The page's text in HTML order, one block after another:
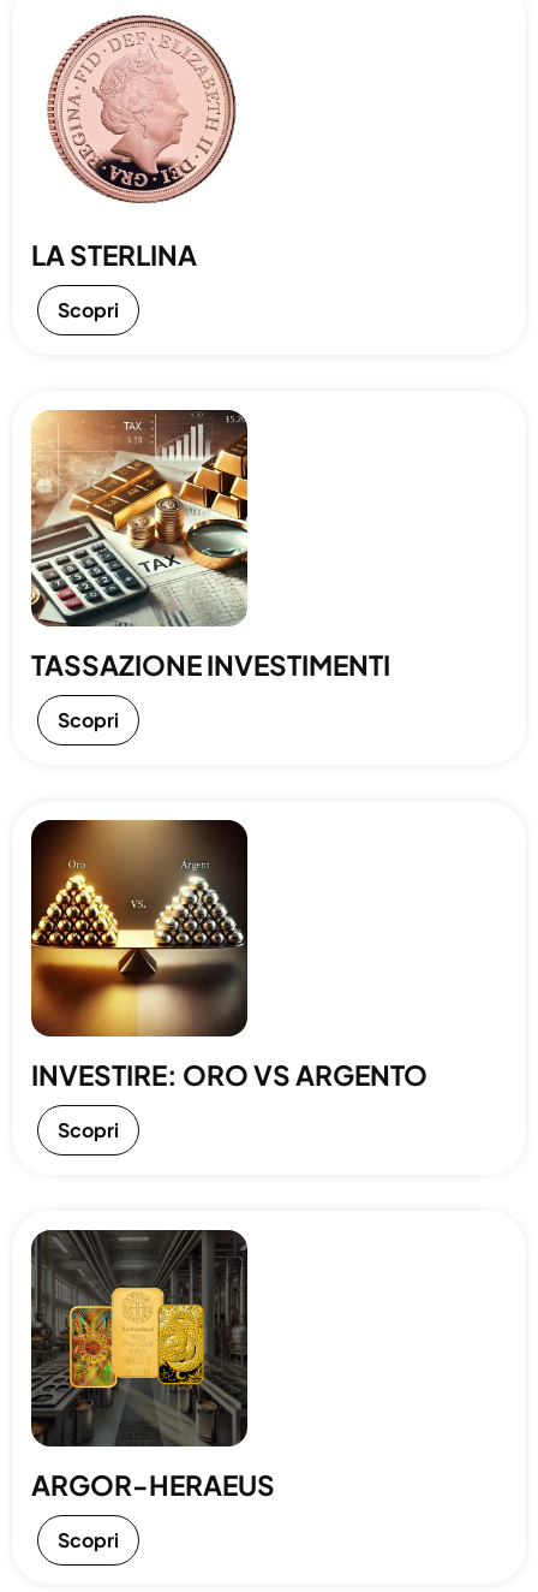
LA STERLINA
Scopri
TASSAZIONE INVESTIMENTI
Scopri
INVESTIRE: ORO VS ARGENTO
Scopri
ARGOR-HERAEUS
Scopri